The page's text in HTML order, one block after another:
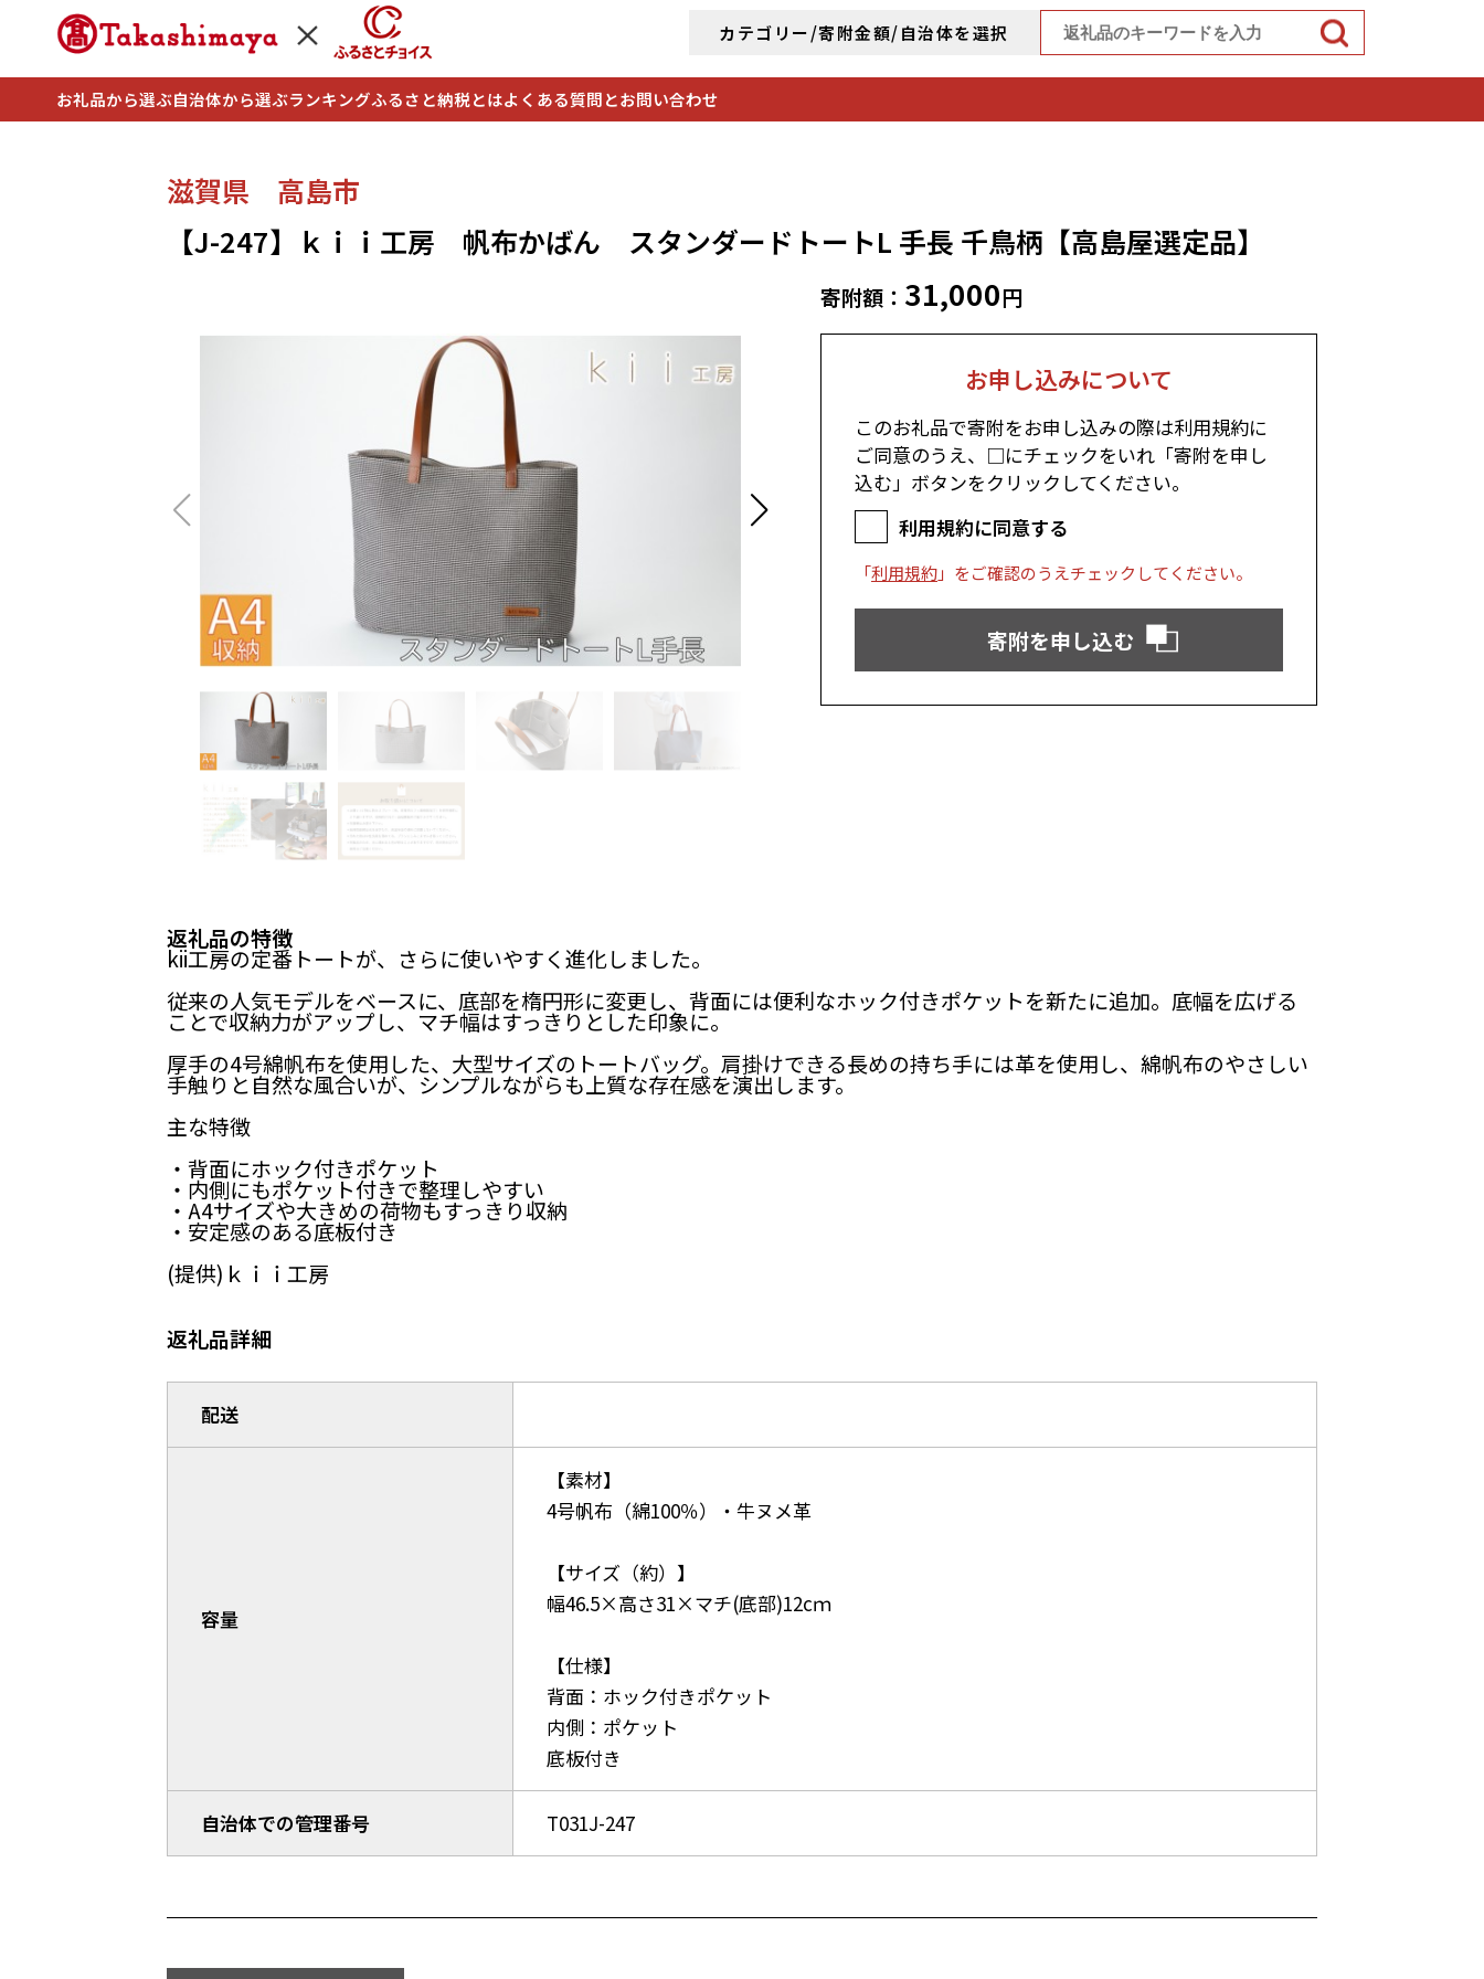
カテゴリー/寄附金額/自治体を選択
お礼品から選ぶ自治体から選ぶランキングふるさと納税とはよくある質問とお問い合わせ
滋賀県 高島市
【J-247】ｋｉｉ工房 帆布かばん スタンダードトートL 手長 千鳥柄【高島屋選定品】
寄附額： 31,000円
お申し込みについて
このお礼品で寄附をお申し込みの際は利用規約に
ご同意のうえ、□にチェックをいれ「寄附を申し
込む」ボタンをクリックしてください。
利用規約に同意する
「利用規約」をご確認のうえチェックしてください。
寄附を申し込む
返礼品の特徴
kii工房の定番トートが、さらに使いやすく進化しました。
従来の人気モデルをベースに、底部を楕円形に変更し、背面には便利なホック付きポケットを新たに追加。底幅を広げる
ことで収納力がアップし、マチ幅はすっきりとした印象に。
厚手の4号綿帆布を使用した、大型サイズのトートバッグ。肩掛けできる長めの持ち手には革を使用し、綿帆布のやさしい
手触りと自然な風合いが、シンプルながらも上質な存在感を演出します。
主な特徴
・背面にホック付きポケット
・内側にもポケット付きで整理しやすい
・A4サイズや大きめの荷物もすっきり収納
・安定感のある底板付き
(提供)ｋｉｉ工房
返礼品詳細
配送
容量
【素材】
4号帆布（綿100％）・牛ヌメ革
【サイズ（約）】
幅46.5×高さ31×マチ(底部)12cｍ
【仕様】
背面：ホック付きポケット
内側：ポケット
底板付き
自治体での管理番号 T031J-247